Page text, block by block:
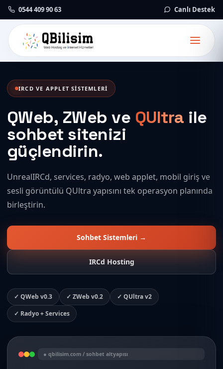
0544 409 90 63 Canlı Destek
IRCD VE APPLET SISTEMLERI
QWeb, ZWeb ve QUltra ile
sohbet sitenizi
güçlendirin.
UnrealIRCd, services, radyo, web applet, mobil giriş ve
sesli görüntülü QUltra yapısını tek operasyon planında
birleştirin.
Sohbet Sistemleri →
IRCd Hosting
✓ QWeb v0.3 ✓ ZWeb v0.2
✓ QUltra v2
✓ Radyo + Services
● qbilisim.com / sohbet altyapısı